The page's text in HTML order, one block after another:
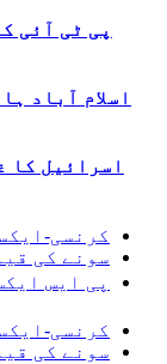
پی ٹی آئی
اسلام آباد
اسرائیل کا
کرنسی-
سونے کی
پی ایس
کرنسی-
سونے کی